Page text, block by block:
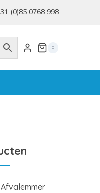
(0)85 0768 998
0